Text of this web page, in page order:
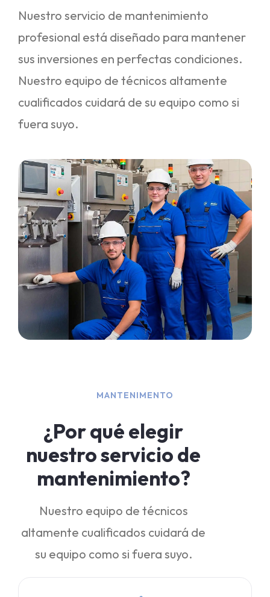
Nuestro servicio de mantenimiento
profesional está diseñado para mantener
sus inversiones en perfectas condiciones.
Nuestro equipo de técnicos altamente
cualificados cuidará de su equipo como si
fuera suyo.
MANTENIMENTO
¿Por qué elegir
nuestro servicio de
mantenimiento?
Nuestro equipo de técnicos
altamente cualificados cuidará de
su equipo como si fuera suyo.